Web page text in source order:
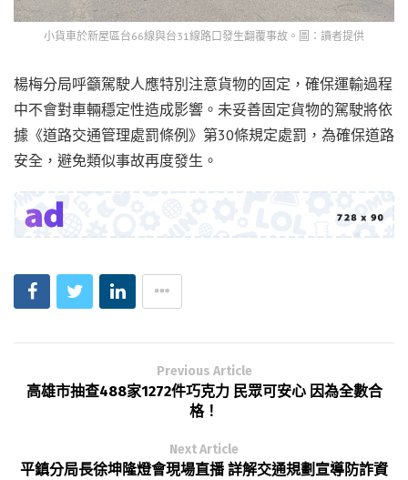
小貨車於新屋區台66線與台31線路口發生翻覆事故。圖：讀者提供
楊梅分局呼籲駕駛人應特別注意貨物的固定，確保運輸過程
中不會對車輛穩定性造成影響。未妥善固定貨物的駕駛將依
據《道路交通管理處罰條例》第30條規定處罰，為確保道路
安全，避免類似事故再度發生。
Previous Article
高雄市抽查488家1272件巧克力 民眾可安心 因為全數合
格！
Next Article
平鎮分局長徐坤隆燈會現場直播 詳解交通規劃宣導防詐資